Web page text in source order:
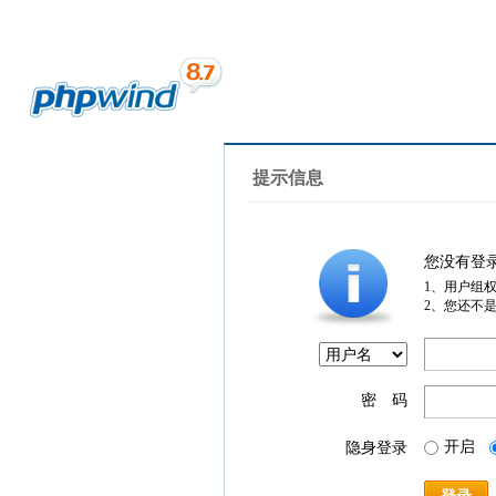
提示信息
您没有登
1、用户组
2、您还不
密 码
隐身登录 开启